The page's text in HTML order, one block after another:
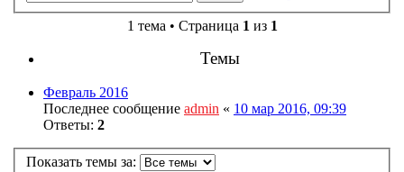
1 тема • Страница 1 из 1
Темы
Февраль 2016
Последнее сообщение admin « 10 мар 2016, 09:39
Ответы: 2
Показать темы за: